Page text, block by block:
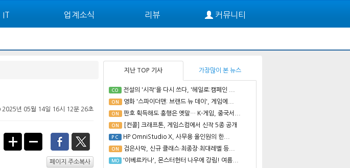
IT 업계소식 리뷰 커뮤니티
2025년 05월 14일 16시 12분 26초
페이지 주소복사
지난 TOP 기사 가장많이 본 뉴스
CO 전설의 '시작'을 다시 쓰다, '헤일로:캠페인 ...
ON 영화 '스파이더맨: 브랜드 뉴 데이', 게임에...
ON 판호 획득해도 흥행은 옛말… K-게임, 중국서...
ON [컨콜] 크래프톤, 게임스컴에서 신작 5종 공개
PC HP OmniStudio X, 사무용 올인원의 한...
ON 검은사막, 신규 클래스·최종장·최대레벨 등...
MO '이베르카나', 몬스터헌터 나우에 강림! 여름...